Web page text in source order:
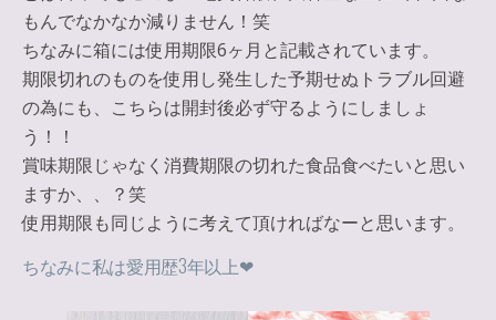
もんでなかなか減りません！笑
ちなみに箱には使用期限6ヶ月 と記載されています。
期限切れのものを使用し発生した予期せぬトラブル回避
の為にも、こちらは開封後必ず守るようにしましょ
う！
！
賞味期限じゃなく消費期限の切れた食品食べたいと思い
ますか、、？笑
使用期限も同じように考えて頂ければなーと思います。
ちなみに私は愛用歴3年以上❤︎